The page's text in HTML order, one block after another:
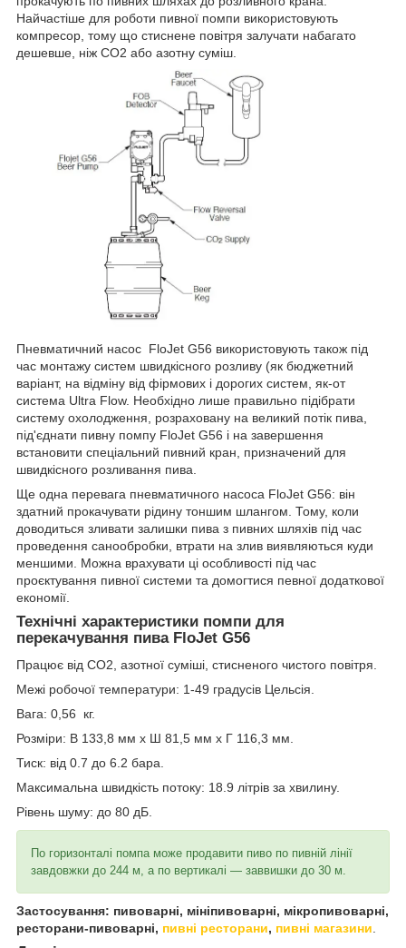
Найчастіше для роботи пивної помпи використовують
компресор, тому що стиснене повітря залучати набагато
дешевше, ніж СО2 або азотну суміш.
Пневматичний насос FloJet G56 використовують також під
час монтажу систем швидкісного розливу (як бюджетний
варіант, на відміну від фірмових і дорогих систем, як-от
система Ultra Flow. Необхідно лише правильно підібрати
систему охолодження, розраховану на великий потік пива,
під'єднати пивну помпу FloJet G56 і на завершення
встановити спеціальний пивний кран, призначений для
швидкісного розливання пива.
Ще одна перевага пневматичного насоса FloJet G56: він
здатний прокачувати рідину тоншим шлангом. Тому, коли
доводиться зливати залишки пива з пивних шляхів під час
проведення санообробки, втрати на злив виявляються куди
меншими. Можна врахувати ці особливості під час
проєктування пивної системи та домогтися певної додаткової
економії.
Технічні характеристики помпи для
перекачування пива FloJet G56
Працює від CO2, азотної суміші, стисненого чистого повітря.
Межі робочої температури: 1-49 градусів Цельсія.
Вага: 0,56 кг.
Розміри: В 133,8 мм x Ш 81,5 мм x Г 116,3 мм.
Тиск: від 0.7 до 6.2 бара.
Максимальна швидкість потоку: 18.9 літрів за хвилину.
Рівень шуму: до 80 дБ.
По горизонталі помпа може продавити пиво по пивній лінії
завдовжки до 244 м, а по вертикалі — заввишки до 30 м.
Застосування: пивоварні, мініпивоварні, мікропивоварні,
ресторани-пивоварні, пивні ресторани, пивні магазини.